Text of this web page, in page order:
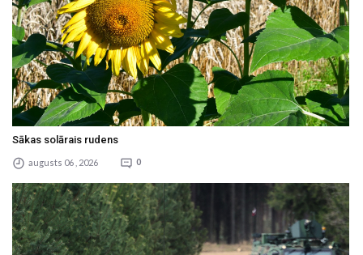
Sākas solārais rudens
augusts 06 , 2026 0